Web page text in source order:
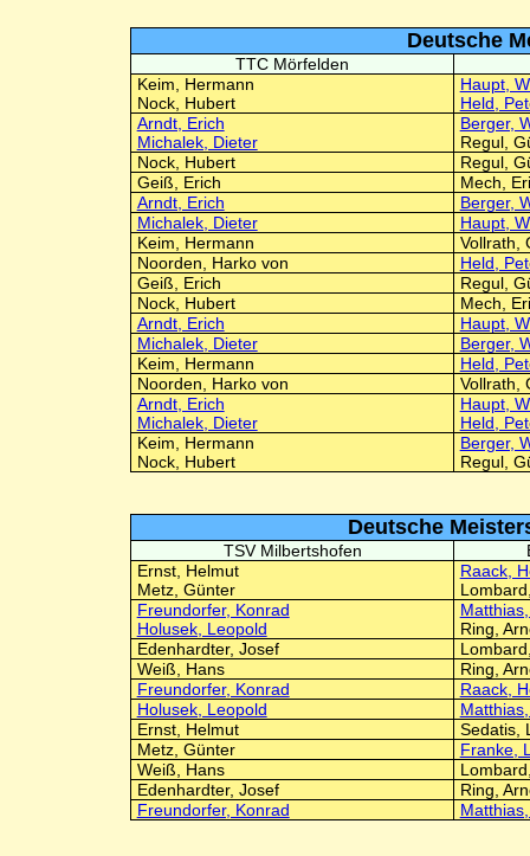
Deutsche
TTC Mörfelden
Keim, Hermann
Nock, Hubert
Haupt,
Held,
Arndt, Erich
Michalek, Dieter
Berger,
Regul,
Nock, Hubert
Regul,
Geiß, Erich
Mech,
Arndt, Erich
Berger,
Michalek, Dieter
Haupt,
Keim, Hermann
Vollrath,
Noorden, Harko von
Held,
Geiß, Erich
Regul,
Nock, Hubert
Mech,
Arndt, Erich
Haupt,
Michalek, Dieter
Berger,
Keim, Hermann
Held,
Noorden, Harko von
Vollrath,
Arndt, Erich
Michalek, Dieter
Haupt,
Held,
Keim, Hermann
Nock, Hubert
Berger,
Regul,
Deutsche
TSV Milbertshofen
Ernst, Helmut
Metz, Günter
Raack,
Freundorfer, Konrad
Holusek, Leopold
Ring,
Edenhardter, Josef
Weiß, Hans
Ring,
Freundorfer, Konrad
Raack,
Holusek, Leopold
Ernst, Helmut
Sedatis,
Metz, Günter
Franke,
Weiß, Hans
Edenhardter, Josef
Ring,
Freundorfer, Konrad